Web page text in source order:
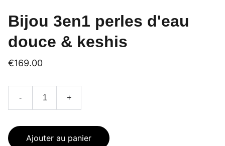
Bijou 3en1 perles d'eau
douce & keshis
€169.00
- +
Ajouter au panier